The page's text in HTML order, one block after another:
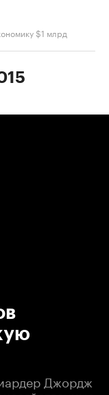
$1 млрд
Джордж